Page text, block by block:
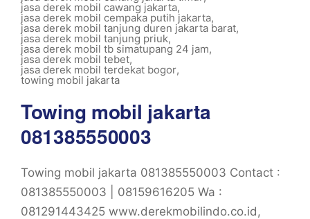
jasa derek mobil cawang jakarta,
jasa derek mobil cempaka putih jakarta,
jasa derek mobil tanjung duren jakarta barat,
jasa derek mobil tanjung priuk,
jasa derek mobil tb simatupang 24 jam,
jasa derek mobil tebet,
jasa derek mobil terdekat bogor,
towing mobil jakarta
Towing mobil jakarta
081385550003
Towing mobil jakarta 081385550003 Contact :
081385550003 | 08159616205 Wa :
081291443425 www.derekmobilindo.co.id,